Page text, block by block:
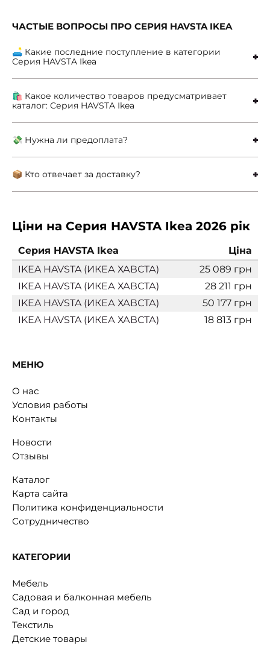
ЧАСТЫЕ ВОПРОСЫ ПРО CЕРИЯ HAVSTA IKEA
🛋 Какие последние поступление в категории
Cерия HAVSTA Ikea
🛍 Какое количество товаров предусматривает
каталог: Cерия HAVSTA Ikea
💸 Нужна ли предоплата?
📦 Кто отвечает за доставку?
Ціни на Cерия HAVSTA Ikea 2026 рік
Cерия HAVSTA Ikea
Ціна
IKEA HAVSTA (ИКЕА ХАВСТА)
25 089 грн
IKEA HAVSTA (ИКЕА ХАВСТА)
28 211 грн
IKEA HAVSTA (ИКЕА ХАВСТА)
50 177 грн
IKEA HAVSTA (ИКЕА ХАВСТА)
18 813 грн
МЕНЮ
О нас
Условия работы
Контакты
Новости
Отзывы
Каталог
Карта сайта
Политика конфиденциальности
Сотрудничество
КАТЕГОРИИ
Мебель
Садовая и балконная мебель
Сад и город
Текстиль
Детские товары